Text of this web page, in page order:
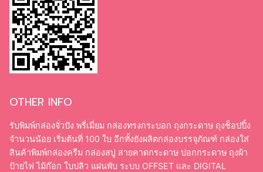
OTHER INFO
รับพิมพ์กล่องจั่วปัง พรี่เมี่ยม กล่องทรงกระบอก ถุงกระดาษ ถุงช็อปปิ้ง
จำนวนน้อย เริ่มต้นที่ 100 ใบ อีกทั้งยังผลิตกล่องบรรจุภัณฑ์ กล่องใส่
สินค้าพิมพ์กล่องครีม กล่องสบู่ สายคาดกระดาษ ปอกกระดาษ ถุงผ้า
ป้ายไฟ ไม้ก๊อก ใบปลิว แผ่นพับ ระบบ OFFSET และ DIGITAL